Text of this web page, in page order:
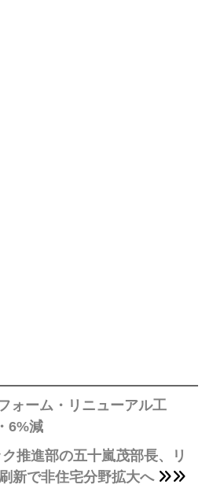
ォーム・リニューアル工
6%減
推進部の五十嵐茂部長、リ
新で非住宅分野拡大へ